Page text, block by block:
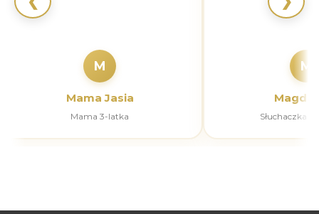
M
Mama Jasia
Mama 3-latka
M
Słuchaczka